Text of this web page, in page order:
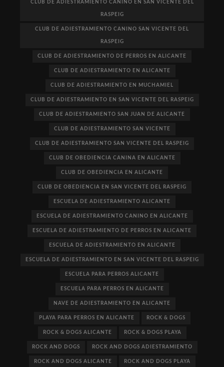
CLUB DE ADIESTRAMIENTO CANINO EN SAN VICENTE DEL
RASPEIG
CLUB DE ADIESTRAMIENTO CANINO SAN VICENTE DEL
RASPEIG
CLUB DE ADIESTRAMIENTO DE PERROS EN ALICANTE
CLUB DE ADIESTRAMIENTO EN ALICANTE
CLUB DE ADIESTRAMIENTO EN MUCHAMIEL
CLUB DE ADIESTRAMIENTO EN SAN VICENTE DEL RASPEIG
CLUB DE ADIESTRAMIENTO SAN JUAN DE ALICANTE
CLUB DE ADIESTRAMIENTO SAN VICENTE
CLUB DE ADIESTRAMIENTO SAN VICENTE DEL RASPEIG
CLUB DE OBEDIENCIA CANINA EN ALICANTE
CLUB DE OBEDIENCIA EN ALICANTE
CLUB DE OBEDIENCIA EN SAN VICENTE DEL RASPEIG
ESCUELA DE ADIESTRAMIENTO ALICANTE
ESCUELA DE ADIESTRAMIENTO CANINO EN ALICANTE
ESCUELA DE ADIESTRAMIENTO DE PERROS EN ALICANTE
ESCUELA DE ADIESTRAMIENTO EN ALICANTE
ESCUELA DE ADIESTRAMIENTO EN SAN VICENTE DEL RASPEIG
ESCUELA PARA PERROS ALICANTE
ESCUELA PARA PERROS EN ALICANTE
NAVE DE ADIESTRAMIENTO EN ALICANTE
PLAYA PARA PERROS EN ALICANTE ROCK & DOGS
ROCK & DOGS ALICANTE ROCK & DOGS PLAYA
ROCK AND DOGS ROCK AND DOGS ADIESTRAMIENTO
ROCK AND DOGS ALICANTE ROCK AND DOGS PLAYA